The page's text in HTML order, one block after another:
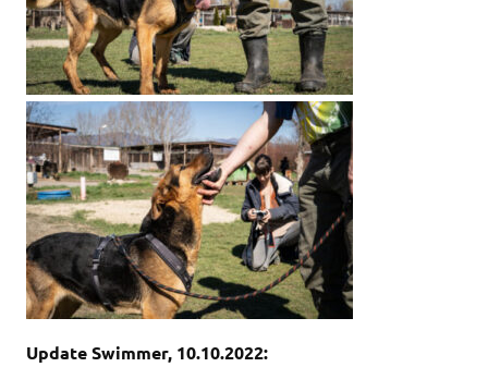
Update Swimmer, 10.10.2022: